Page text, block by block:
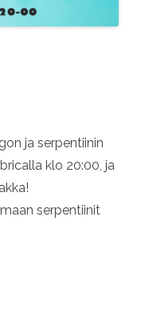
ja serpentiinin
klo 20:00, ja
serpentiinit